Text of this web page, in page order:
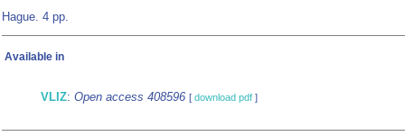
Hague. 4 pp.
Available in
VLIZ: Open access 408596 [ download pdf ]